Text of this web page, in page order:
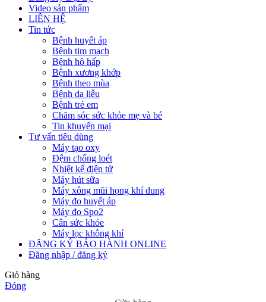
Video sản phẩm
LIÊN HỆ
Tin tức
Bệnh huyết áp
Bệnh tim mạch
Bệnh hô hấp
Bệnh xương khớp
Bệnh theo mùa
Bệnh da liễu
Bệnh trẻ em
Chăm sóc sức khỏe mẹ và bé
Tin khuyến mại
Tư vấn tiêu dùng
Máy tạo oxy
Đệm chống loét
Nhiệt kế điện tử
Máy hút sữa
Máy xông mũi họng khí dung
Máy đo huyết áp
Máy đo Spo2
Cân sức khỏe
Máy lọc không khí
ĐĂNG KÝ BẢO HÀNH ONLINE
Đăng nhập / đăng ký
Giỏ hàng
Đóng